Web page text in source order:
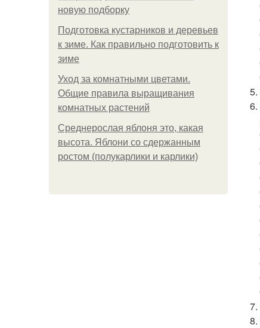
новую подборку
Подготовка кустарников и деревьев
к зиме. Как правильно подготовить к
зиме
Уход за комнатными цветами.
Общие правила выращивания
комнатных растений
Среднерослая яблоня это, какая
высота. Яблони со сдержанным
ростом (полукарлики и карлики)